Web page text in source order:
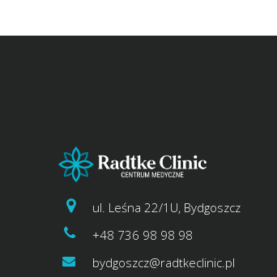
ul. Leśna 22/1U, Bydgoszcz
+48 736 98 98 98
bydgoszcz@radtkeclinic.pl